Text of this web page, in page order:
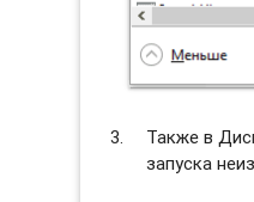
Также в
запуска